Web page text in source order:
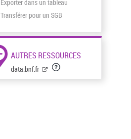
Exporter dans un tableau
Transférer pour un SGB
AUTRES RESSOURCES
data.bnf.fr